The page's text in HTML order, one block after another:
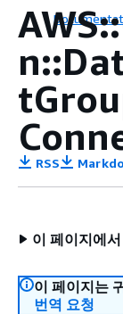
RSS
이 페이지에서
이 페이지는
번역 요청